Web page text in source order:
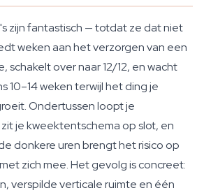
zijn fantastisch — totdat ze dat niet
weken aan het verzorgen van een
schakelt over naar 12/12, en wacht
10–14 weken terwijl het ding je
Ondertussen loopt je
je kweektentschema op slot, en
donkere uren brengt het risico op
zich mee. Het gevolg is concreet:
verspilde verticale ruimte en één